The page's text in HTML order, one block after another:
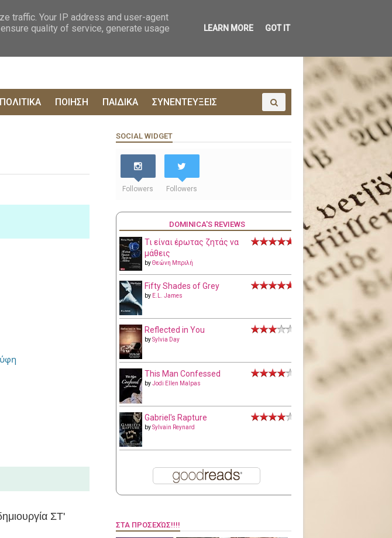
ΠΟΛΙΤΙΚΑ ΠΟΙΗΣΗ ΠΑΙΔΙΚΑ ΣΥΝΕΝΤΕΥΞΕΙΣ
ΣΤ'
SOCIAL WIDGET
Followers Followers
DOMINICA'S REVIEWS
Τι είναι έρωτας ζητάς να
μάθεις
byΘεώνη Μπριλή
Fifty Shades of Grey
by E.L. James
Reflected in You
bySylvia Day
This Man Confessed
byJodi Ellen Malpas
Gabriel's Rapture
bySylvain Reynard
ΣΤΑ ΠΡΟΣΕΧΏΣ!!!!
traffic. Your IP address and user-agent
quality of service, generate usage
LEARN MORE GOT IT